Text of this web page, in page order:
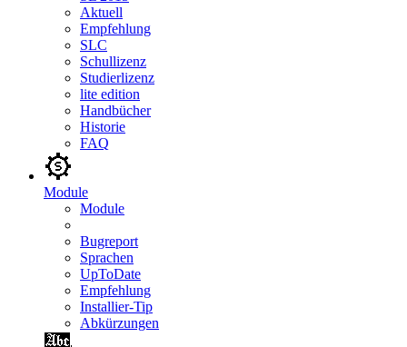
Aktuell
Empfehlung
SLC
Schullizenz
Studierlizenz
lite edition
Handbücher
Historie
FAQ
Module
Module
Bugreport
Sprachen
UpToDate
Empfehlung
Installier-Tip
Abkürzungen